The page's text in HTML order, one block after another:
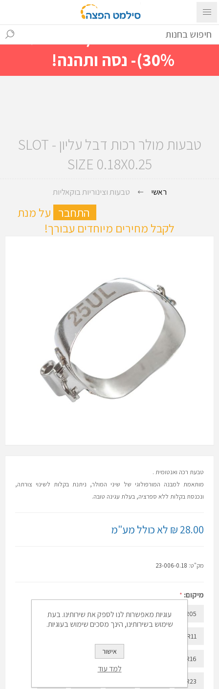
עם ההתחברות ניתן לראות מייד
מחירים מיוחדים(הנחות עד
30%)- נסה ותהנה!
טבעות מולר רכות דבל עליון - SLOT
SIZE 0.18X0.25
ראשי טבעות וצינוריות בוקאליות
התחבר על מנת
לקבל מחירים מיוחדים עבורך!
טבעת רכה ואנטומית .
מותאמת למבנה המורפולוגי של שיני המולר, ניתנת בקלות לשינוי צורתה,
ונכנסת בקלות ללא ספרציה, בעלת עגינה טובה.
28.00 ₪ לא כולל מע"מ
מק"ט: 23-006-0.18
מיקום: *
UR05
UR06
UR07
UR09
UR10
UR11
UR16
UR18
UR23
עוגיות מאפשרות לנו לספק את שירותינו. בעת
שימוש בשירותינו, הינך מסכים שימוש בעוגיות.
אישור
למד עוד